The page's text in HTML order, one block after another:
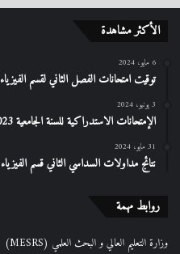
الأكثر مشاهدة
6 مايو، 2024
توقيت امتحانات الفصل الثاني لقسم الفيزياء 2023-2024
3 يونيو، 2024
الإمتحانات الاستدراكیة للسنة الجامعیة 2023 / 2024 – شعبة الكیمیـــــاء
31 مايو، 2024
نتائج مداولات السداسي الثاني قسم الفيزياء 2023-2024
روابط مهمة
وزارة التعليم العالي و البحث العلمي (MESRS)